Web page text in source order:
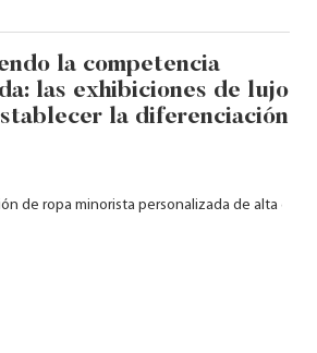
la competencia
las exhibiciones de lujo
la diferenciación